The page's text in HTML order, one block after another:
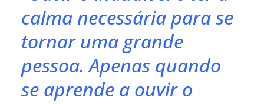
calma necessária para se
tornar uma grande
pessoa. Apenas quando
se aprende a ouvir o